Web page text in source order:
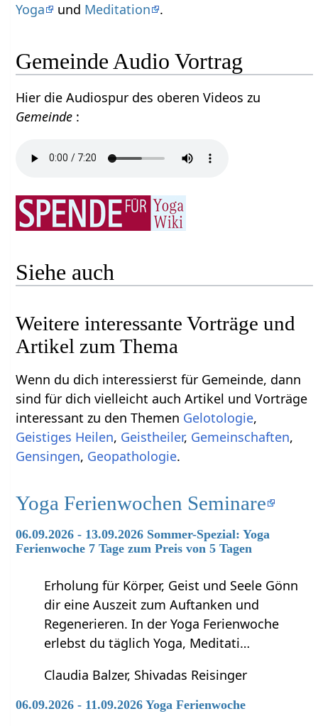
Yoga
und Meditation .
Gemeinde Audio Vortrag
Hier die Audiospur des oberen Videos zu
Gemeinde :
Siehe auch
Weitere interessante Vorträge und
Artikel zum Thema
Wenn du dich interessierst für Gemeinde, dann
sind für dich vielleicht auch Artikel und Vorträge
interessant zu den Themen Gelotologie,
Geistiges Heilen, Geistheiler, Gemeinschaften,
Gensingen, Geopathologie.
Yoga Ferienwochen Seminare
06.09.2026 - 13.09.2026 Sommer-Spezial: Yoga
Ferienwoche 7 Tage zum Preis von 5 Tagen
Erholung für Körper, Geist und Seele Gönn
dir eine Auszeit zum Auftanken und
Regenerieren. In der Yoga Ferienwoche
erlebst du täglich Yoga, Meditati…
Claudia Balzer, Shivadas Reisinger
06.09.2026 - 11.09.2026 Yoga Ferienwoche